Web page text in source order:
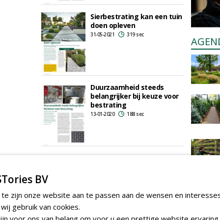
Sierbestrating kan een tuin
doen opleven
31-05-2021 319 sec
Duurzaamheid steeds
belangrijker bij keuze voor
bestrating
13-01-2020 188 sec
BV
zijn onze website aan te passen aan de wensen en
gebruik van cookies.